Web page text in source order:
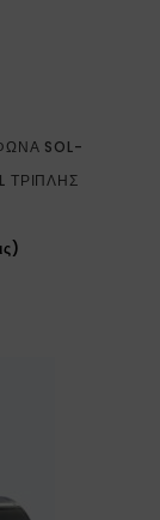
SOL-
ΤΡΙΠΛΉΣ